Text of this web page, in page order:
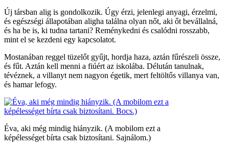
Új társban alig is gondolkozik. Úgy érzi, jelenlegi anyagi, érzelmi,
és egészségi állapotában aligha találna olyan nőt, aki őt bevállalná,
és ha be is, ki tudna tartani? Reménykedni és csalódni rosszabb,
mint el se kezdeni egy kapcsolatot.
Mostanában reggel tüzelőt gyűjt, hordja haza, aztán fűrészeli össze,
és fűt. Aztán kell menni a fiúért az iskolába. Délután tanulnak,
tévéznek, a villanyt nem nagyon égetik, mert feltöltős villanya van,
és hamar lefogy.
Éva, aki még mindig hiányzik. (A mobilom ezt a
képélességet bírta csak biztosítani. Sajnálom.)